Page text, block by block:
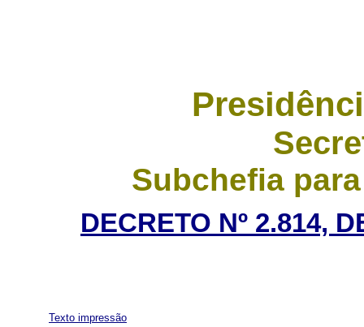
Subchefia
DECRETO Nº 2.814,
Texto impressão